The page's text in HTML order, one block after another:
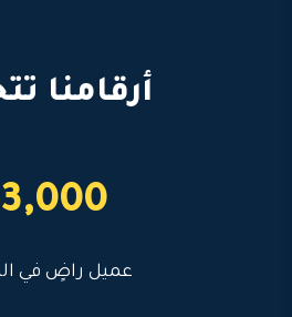
أرقامنا
3,000+
عميل راضٍ في